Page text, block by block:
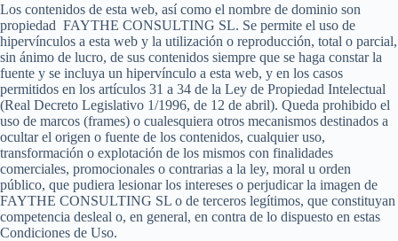
Los contenidos de esta web, así como el nombre de dominio son
propiedad FAYTHE CONSULTING SL. Se permite el uso de
hipervínculos a esta web y la utilización o reproducción, total o parcial,
sin ánimo de lucro, de sus contenidos siempre que se haga constar la
fuente y se incluya un hipervínculo a esta web, y en los casos
permitidos en los artículos 31 a 34 de la Ley de Propiedad Intelectual
(Real Decreto Legislativo 1/1996, de 12 de abril). Queda prohibido el
uso de marcos (frames) o cualesquiera otros mecanismos destinados a
ocultar el origen o fuente de los contenidos, cualquier uso,
transformación o explotación de los mismos con finalidades
comerciales, promocionales o contrarias a la ley, moral u orden
público, que pudiera lesionar los intereses o perjudicar la imagen de
FAYTHE CONSULTING SL o de terceros legítimos, que constituyan
competencia desleal o, en general, en contra de lo dispuesto en estas
Condiciones de Uso.